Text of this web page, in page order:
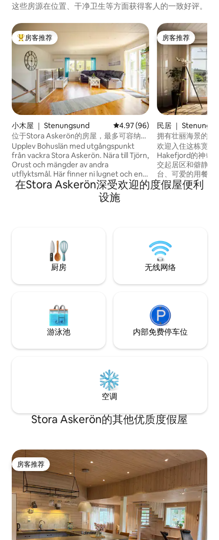
这些房源在位置、干净卫生等方面获得客人的一致好评。
热门「房客推荐」
房客推荐
小木屋 ｜ Stenungsund 平均评分 4.97 分（满分 5 分）
4.97 (96)
位于Stora Askerön的房屋，最多可容纳5
人
Upplev Bohuslän med utgångspunkt
från vackra Stora Askerön. Nära till Tjörn,
Orust och mängder av andra
utflyktsmål. Här finner ni lugnet och en
underbar natur. Allt ifrån salta bad från
bryggor eller strand några minuters
promenad ifrån huset, till underbara
房客推荐
房客推荐
民居 ｜
拥有壮丽海景的住
欢迎入住这栋宽敞
Hakefjord的神奇景观！ 这里
交起居区和僻静宽
台、可爱的用餐区
美丽的海景。 靠近购物中心、餐厅、大海
和湖泊浴场、高
Orust和
在Stora Askerön深受欢迎的度假屋便利
设施
厨房 无线网络
游泳池 内部免费停车位
空调
Stora Askerön的其他优质度假屋
房客推荐
房客推荐